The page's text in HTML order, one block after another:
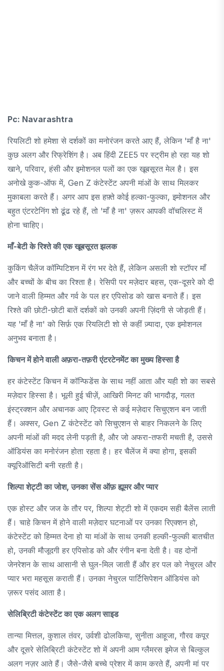
Pc: Navarashtra
रियलिटी शो हमेशा से दर्शकों का मनोरंजन करते आए हैं, लेकिन 'माँ है ना'
कुछ अलग और रिफ्रेशिंग है। अब हिंदी ZEE5 पर स्ट्रीम हो रहा यह शो
खाने, परिवार, हंसी और इमोशनल पलों का एक खूबसूरत मेल है। इस
अनोखे कुक-ऑफ में, Gen Z कंटेस्टेंट अपनी मांओं के साथ मिलकर
मुकाबला करते हैं। अगर आप इस हफ़्ते कोई हल्का-फुल्का, इमोशनल और
बहुत एंटरटेनिंग शो ढूंढ रहे हैं, तो 'माँ है ना' ज़रूर आपकी वॉचलिस्ट में
होना चाहिए।
माँ-बेटी के रिश्ते की एक खूबसूरत झलक
कुकिंग चैलेंज कॉम्पिटिशन में रंग भर देते हैं, लेकिन असली शो स्टॉपर माँ
और बच्चों के बीच का रिश्ता है। रेसिपी पर मज़ेदार बहस, एक-दूसरे को दी
जाने वाली हिम्मत और गर्व के पल हर एपिसोड को खास बनाते हैं। इस
रिश्ते की छोटी-छोटी बातें दर्शकों को उनकी अपनी ज़िंदगी से जोड़ती हैं।
यह 'माँ है ना' को सिर्फ़ एक रियलिटी शो से कहीं ज़्यादा, एक इमोशनल
अनुभव बनाता है।
किचन में होने वाली अफ़रा-तफ़री एंटरटेनमेंट का मुख्य हिस्सा है
हर कंटेस्टेंट किचन में कॉन्फिडेंस के साथ नहीं आता और यही शो का सबसे
मज़ेदार हिस्सा है। भूली हुई चीज़ें, आखिरी मिनट की भागदौड़, गलत
इंस्ट्रक्शन और अचानक आए ट्विस्ट से कई मज़ेदार सिचुएशन बन जाती
हैं। अक्सर, Gen Z कंटेस्टेंट को सिचुएशन से बाहर निकलने के लिए
अपनी मांओं की मदद लेनी पड़ती है, और जो अफरा-तफरी मचती है, उससे
ऑडियंस का मनोरंजन होता रहता है। हर चैलेंज में क्या होगा, इसकी
क्यूरिऑसिटी बनी रहती है।
शिल्पा शेट्टी का जोश, उनका सेंस ऑफ़ ह्यूमर और प्यार
एक होस्ट और जज के तौर पर, शिल्पा शेट्टी शो में एकदम सही बैलेंस लाती
हैं। चाहे किचन में होने वाली मज़ेदार घटनाओं पर उनका रिएक्शन हो,
कंटेस्टेंट को हिम्मत देना हो या मांओं के साथ उनकी हल्की-फुल्की बातचीत
हो, उनकी मौजूदगी हर एपिसोड को और रंगीन बना देती है। वह दोनों
जेनरेशन के साथ आसानी से घुल-मिल जाती हैं और हर पल को नेचुरल और
प्यार भरा महसूस कराती हैं। उनका नेचुरल पार्टिसिपेशन ऑडियंस को
ज़रूर पसंद आता है।
सेलिब्रिटी कंटेस्टेंट का एक अलग साइड
तान्या मित्तल, कुशाल तंवर, उर्वशी ढोलकिया, सुनीता आहूजा, गौरव कपूर
और दूसरे सेलिब्रिटी कंटेस्टेंट शो में अपनी आम ग्लैमरस इमेज से बिल्कुल
अलग नज़र आते हैं। जैसे-जैसे बच्चे प्रेशर में काम करते हैं, अपनी मां पर